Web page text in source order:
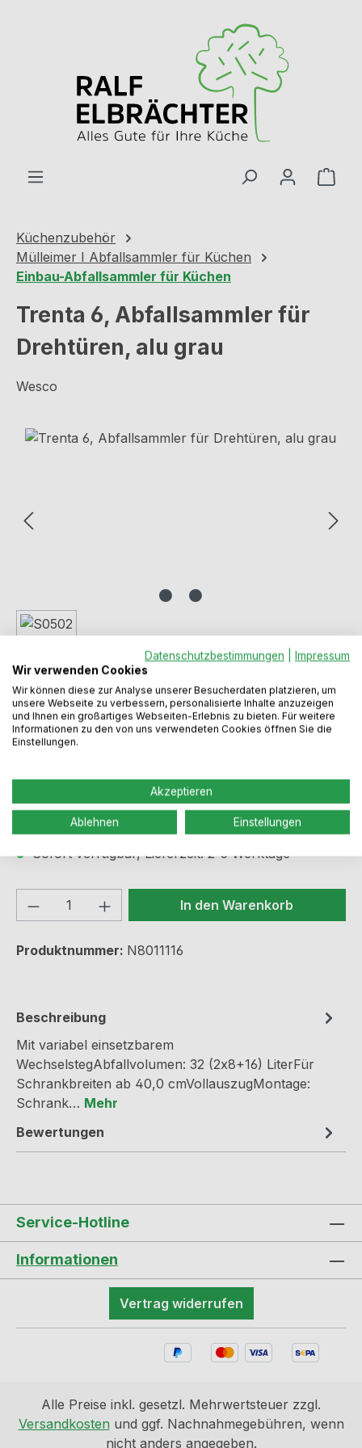
Küchenzubehör
Mülleimer I Abfallsammler für Küchen
Einbau-Abfallsammler für Küchen
Trenta 6, Abfallsammler für
Drehtüren, alu grau
Wesco
Bildergalerie überspringen
Regulärer Preis:
Preise inkl. MwSt. zzgl. Versandkosten
Sofort verfügbar, Lieferzeit: 2-5 Werktage
Produkt Anzahl: Gib denIn den Warenkorb
Produktnummer: N8011116
Beschreibung
Mit variabel einsetzbarem
WechselstegAbfallvolumen: 32 (2x8+16) LiterFür
Schrankbreiten ab 40,0 cmVollauszugMontage:
Schrank… Mehr
Bewertungen
Service-Hotline
Informationen
Vertrag widerrufen
Alle Preise inkl. gesetzl. Mehrwertsteuer zzgl.
Versandkosten und ggf. Nachnahmegebühren, wenn
nicht anders angegeben.
Datenschutzbestimmungen
Impressum
Wir verwenden Cookies
Wir können diese zur Analyse unserer Besucherdaten platzieren, um
unsere Webseite zu verbessern, personalisierte Inhalte anzuzeigen
und Ihnen ein großartiges Webseiten-Erlebnis zu bieten. Für weitere
Informationen zu den von uns verwendeten Cookies öffnen Sie die
Einstellungen.
Akzeptieren
Ablehnen Einstellungen